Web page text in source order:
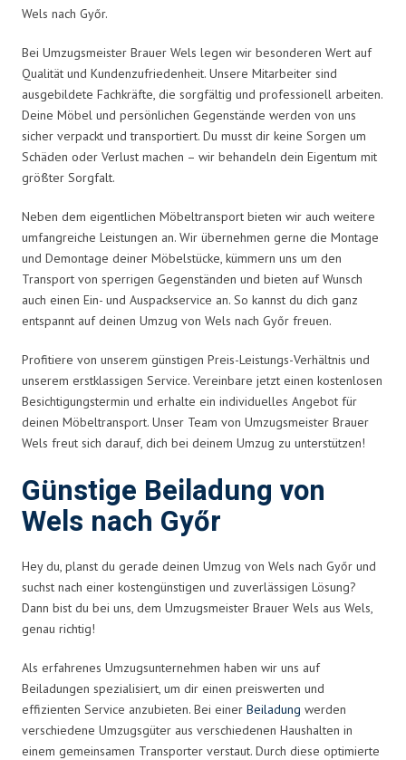
Wels nach Győr.
Bei Umzugsmeister Brauer Wels legen wir besonderen Wert auf
Qualität und Kundenzufriedenheit. Unsere Mitarbeiter sind
ausgebildete Fachkräfte, die sorgfältig und professionell arbeiten.
Deine Möbel und persönlichen Gegenstände werden von uns
sicher verpackt und transportiert. Du musst dir keine Sorgen um
Schäden oder Verlust machen – wir behandeln dein Eigentum mit
größter Sorgfalt.
Neben dem eigentlichen Möbeltransport bieten wir auch weitere
umfangreiche Leistungen an. Wir übernehmen gerne die Montage
und Demontage deiner Möbelstücke, kümmern uns um den
Transport von sperrigen Gegenständen und bieten auf Wunsch
auch einen Ein- und Auspackservice an. So kannst du dich ganz
entspannt auf deinen Umzug von Wels nach Győr freuen.
Profitiere von unserem günstigen Preis-Leistungs-Verhältnis und
unserem erstklassigen Service. Vereinbare jetzt einen kostenlosen
Besichtigungstermin und erhalte ein individuelles Angebot für
deinen Möbeltransport. Unser Team von Umzugsmeister Brauer
Wels freut sich darauf, dich bei deinem Umzug zu unterstützen!
Günstige Beiladung von
Wels nach Győr
Hey du, planst du gerade deinen Umzug von Wels nach Győr und
suchst nach einer kostengünstigen und zuverlässigen Lösung?
Dann bist du bei uns, dem Umzugsmeister Brauer Wels aus Wels,
genau richtig!
Als erfahrenes Umzugsunternehmen haben wir uns auf
Beiladungen spezialisiert, um dir einen preiswerten und
effizienten Service anzubieten. Bei einer Beiladung werden
verschiedene Umzugsgüter aus verschiedenen Haushalten in
einem gemeinsamen Transporter verstaut. Durch diese optimierte